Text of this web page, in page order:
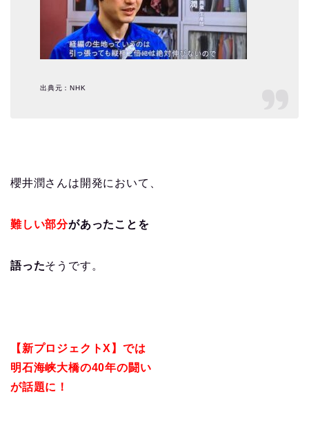
出典元：NHK
櫻井潤さんは開発において、
難しい部分があったことを
語ったそうです。
【新プロジェクトX】では
明石海峡大橋の40年の闘い
が話題に！